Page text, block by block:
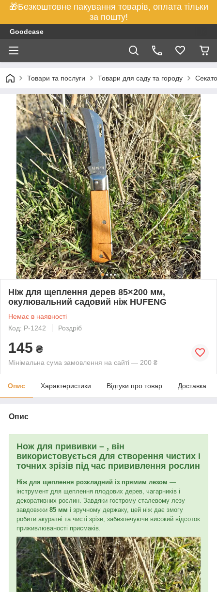
🎁Безкоштовне пакування товарів, оплата тільки
за пошту!
Goodcase
Товари та послуги Товари для саду та городу
Ніж для щеплення дерев 85×200 мм,
окулювальний садовий ніж HUFENG
Немає в наявності
Код: P-1242
Роздріб
145 ₴
Мінімальна сума замовлення на сайті — 200 ₴
Опис Характеристики Відгуки про товар Доставка
Опис
Нож для прививки – , він
використовується для створення чистих і
точних зрізів під час прививлення рослин
Ніж для щеплення розкладний із прямим лезом —
інструмент для щеплення плодових дерев, чагарників і
декоративних рослин. Завдяки гострому сталевому лезу
завдовжки 85 мм і зручному держаку, цей ніж дає змогу
робити акуратні та чисті зрізи, забезпечуючи високий відсоток
приживлюваності присмаків.